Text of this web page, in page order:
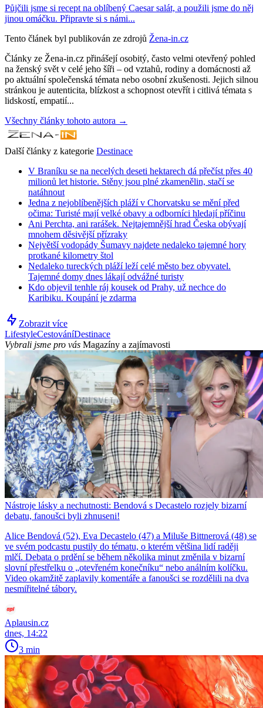
Půjčili jsme si recept na oblíbený Caesar salát, a použili jsme do něj
jinou omáčku. Připravte si s námi...
Tento článek byl publikován ze zdrojů Žena-in.cz
Články ze Žena-in.cz přinášejí osobitý, často velmi otevřený pohled
na ženský svět v celé jeho šíři – od vztahů, rodiny a domácnosti až
po aktuální společenská témata nebo osobní zkušenosti. Jejich silnou
stránkou je autenticita, blízkost a schopnost otevřít i citlivá témata s
lidskostí, empatií...
Všechny články tohoto autora →
Další články z kategorie Destinace
V Braníku se na necelých deseti hektarech dá přečíst přes 40
milionů let historie. Stěny jsou plné zkamenělin, stačí se
natáhnout
Jedna z nejoblíbenějších pláží v Chorvatsku se mění před
očima: Turisté mají velké obavy a odborníci hledají příčinu
Ani Perchta, ani rarášek. Nejtajemnější hrad Česka obývají
mnohem děsivější přízraky
Největší vodopády Šumavy najdete nedaleko tajemné hory
protkané kilometry štol
Nedaleko tureckých pláží leží celé město bez obyvatel.
Tajemné domy dnes lákají odvážné turisty
Kdo objevil tenhle ráj kousek od Prahy, už nechce do
Karibiku. Koupání je zdarma
Zobrazit více
LifestyleCestováníDestinace
Vybrali jsme pro vás Magazíny a zajímavosti
Nástroje lásky a nechutnosti: Bendová s Decastelo rozjely bizarní
debatu, fanoušci byli zhnuseni!
Alice Bendová (52), Eva Decastelo (47) a Miluše Bittnerová (48) se
ve svém podcastu pustily do tématu, o kterém většina lidí raději
mlčí. Debata o prdění se během několika minut změnila v bizarní
slovní přestřelku o „otevřeném konečníku“ nebo análním kolíčku.
Video okamžitě zaplavily komentáře a fanoušci se rozdělili na dva
nesmiřitelné tábory.
Aplausin.cz
dnes, 14:22
3 min